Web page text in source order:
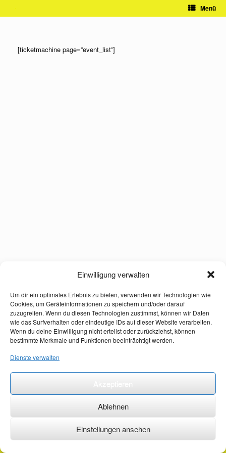
Einwilligung verwalten
Um dir ein optimales Erlebnis zu bieten, verwenden wir Technologien wie
Cookies, um Geräteinformationen zu speichern und/oder darauf
zuzugreifen. Wenn du diesen Technologien zustimmst, können wir Daten
wie das Surfverhalten oder eindeutige IDs auf dieser Website verarbeiten.
Wenn du deine Einwilligung nicht erteilst oder zurückziehst, können
bestimmte Merkmale und Funktionen beeinträchtigt werden.
Dienste verwalten
Ablehnen
Einstellungen ansehen
Menü
[ticketmachine page=”event_list”]
©2026 ·erstehilfekurs-mauch.de ·AGB ·Datenschutzerklärung ·Impressum ·